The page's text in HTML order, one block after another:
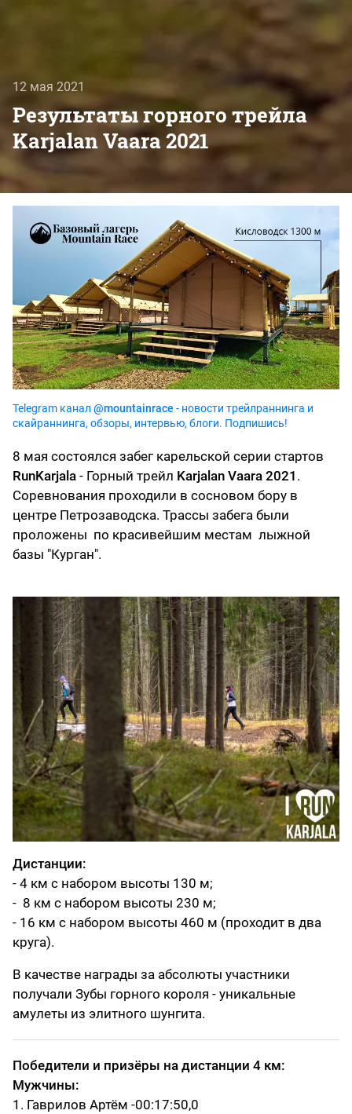
12 мая 2021
Результаты горного трейла
Karjalan Vaara 2021
Telegram канал @mountainrace - новости трейлраннинга и
скайраннинга, обзоры, интервью, блоги. Подпишись!
8 мая состоялся забег карельской серии стартов
RunKarjala - Горный трейл Karjalan Vaara 2021 .
Соревнования проходили в сосновом бору в
центре Петрозаводска. Трассы забега были
проложены по красивейшим местам лыжной
базы "Курган".
Дистанции:
- 4 км с набором высоты 130 м;
- 8 км с набором высоты 230 м;
- 16 км с набором высоты 460 м (проходит в два
круга).
В качестве награды за абсолюты участники
получали Зубы горного короля - уникальные
амулеты из элитного шунгита.
Победители и призёры на дистанции 4 км:
Мужчины:
1. Гаврилов Артём -00:17:50,0